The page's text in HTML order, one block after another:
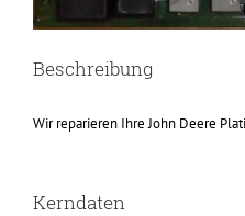
Beschreibung
Wir reparieren Ihre John Deere
Kerndaten